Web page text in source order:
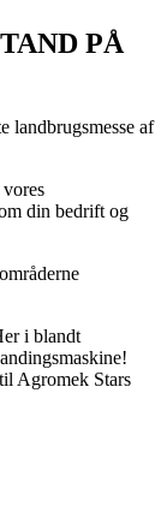
PÅ
landbrugsmesse af
din bedrift og
i blandt
Agromek Stars